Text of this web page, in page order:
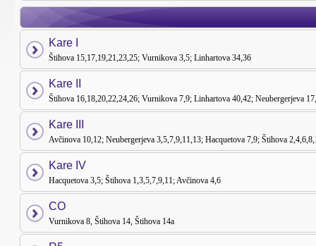
Kare I
Štihova 15,17,19,21,23,25; Vurnikova 3,5; Linhartova 34,36
Kare II
Štihova 16,18,20,22,24,26; Vurnikova 7,9; Linhartova 40,42; Neubergerjeva
Kare III
Avčinova 10,12; Neubergerjeva 3,5,7,9,11,13; Hacquetova 7,9; Štihova
Kare IV
Hacquetova 3,5; Štihova 1,3,5,7,9,11; Avčinova 4,6
CO
Vurnikova 8, Štihova 14, Štihova 14a